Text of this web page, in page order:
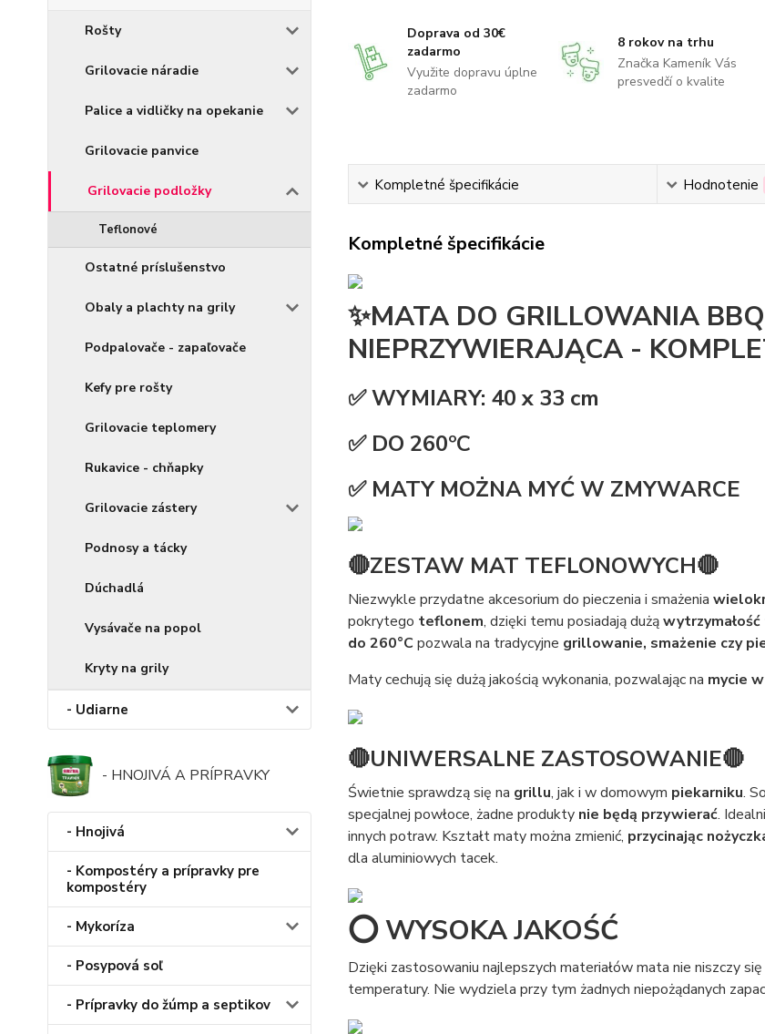
Rošty
Grilovacie náradie
Palice a vidličky na opekanie
Grilovacie panvice
Grilovacie podložky
Teflonové
Ostatné príslušenstvo
Obaly a plachty na grily
Podpalovače - zapaľovače
Kefy pre rošty
Grilovacie teplomery
Rukavice - chňapky
Grilovacie zástery
Podnosy a tácky
Dúchadlá
Vysávače na popol
Kryty na grily
- Udiarne
- HNOJIVÁ A PRÍPRAVKY
- Hnojivá
- Kompostéry a prípravky pre
kompostéry
- Mykoríza
- Posypová soľ
- Prípravky do žúmp a septikov
Doprava od 30€
zadarmo
Využite dopravu úplne
zadarmo
8 rokov na trhu
Značka Kameník Vás
presvedčí o kvalite
Kompletné špecifikácie Hodnotenie
Kompletné špecifikácie
✨MATA DO GRILLOWANIA
NIEPRZYWIERAJĄCA -
✅ WYMIARY: 40 x 33 cm
✅ DO 260ºC
✅ MATY MOŻNA MYĆ W ZMYWARCE
🔴ZESTAW MAT TEFLONOWYCH🔴
Niezwykle przydatne akcesorium do pieczenia i smażenia
pokrytego teflonem, dzięki temu posiadają dużą
do 260°C pozwala na tradycyjne grillowanie, smażenie czy
Maty cechują się dużą jakością wykonania, pozwalając na mycie
🔴UNIWERSALNE ZASTOSOWANIE🔴
Świetnie sprawdzą się na grillu, jak i w domowym piekarniku.
specjalnej powłoce, żadne produkty nie będą przywierać.
innych potraw. Kształt maty można zmienić, przycinając
dla aluminiowych tacek.
⭕ WYSOKA JAKOŚĆ
Dzięki zastosowaniu najlepszych materiałów mata nie niszczy
temperatury. Nie wydziela przy tym żadnych niepożądanych